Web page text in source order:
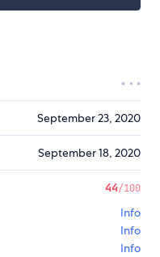
September 23, 2020
September 18, 2020
44/100
Info
Info
Info